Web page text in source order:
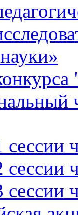
сессии
сессии
сессии